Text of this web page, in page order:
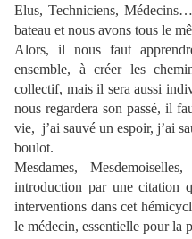
Elus, Techniciens,
bateau et nous avons tous le
Alors, il nous faut
ensemble, à créer les
collectif, mais il sera aussi
nous regardera son passé, il
vie, j’ai sauvé un espoir, j’ai
boulot.
Mesdames,
introduction par une citation
interventions dans cet
le médecin, essentielle pour la